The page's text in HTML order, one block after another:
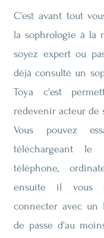
C'est avant tout
la sophrologie à la
soyez expert ou
déjà consulté un
Toya c'est
redevenir acteur de
Vous pouvez
téléchargeant
téléphone,
ensuite il vous
connecter avec un
de passe d'au